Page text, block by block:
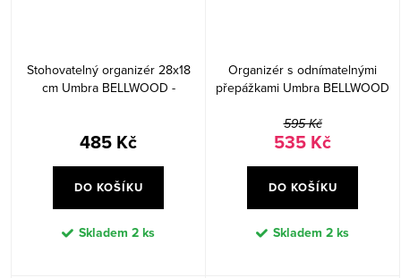
Stohovatelný organizér 28x18
cm Umbra BELLWOOD -
485 Kč
DO KOŠÍKU
Skladem 2 ks
Organizér s odnímatelnými
přepážkami Umbra BELLWOOD
595 Kč
535 Kč
DO KOŠÍKU
Skladem 2 ks